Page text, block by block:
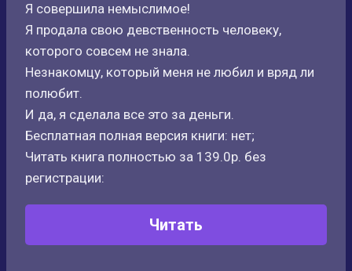
Я совершила немыслимое!
Я продала свою девственность человеку,
которого совсем не знала.
Незнакомцу, который меня не любил и вряд ли
полюбит.
И да, я сделала все это за деньги.
Бесплатная полная версия книги: нет;
Читать книга полностью за 139.0р. без
регистрации:
Читать